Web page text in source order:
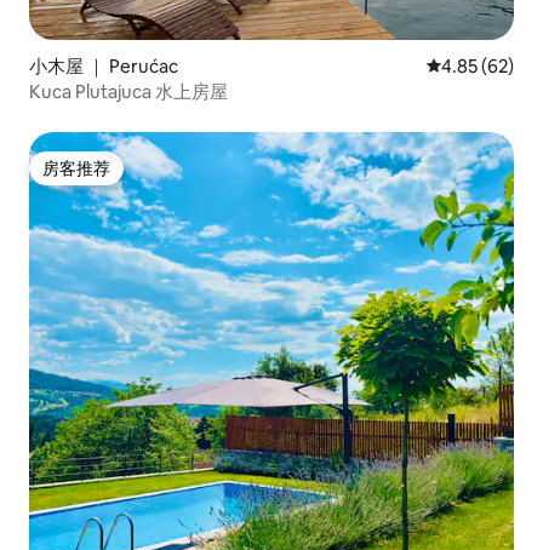
小木屋 ｜ Perućac 平均评分
4.85 (62)
Kuca Plutajuca 水上房屋
房客推荐
房客推荐